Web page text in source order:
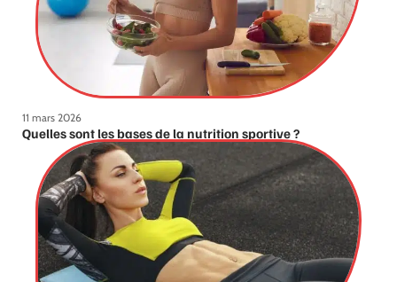
11 mars 2026
Quelles sont les bases de la nutrition sportive ?